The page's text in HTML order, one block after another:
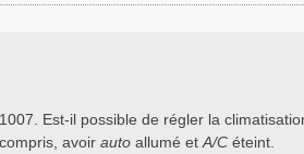
Est-il possible de régler la
avoir auto allumé et A/C éteint.